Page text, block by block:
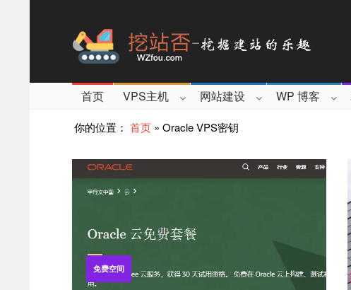
首页 VPS主机 网站建设 WP 博客
你的位置： 首页 » Oracle VPS密钥
免费空间